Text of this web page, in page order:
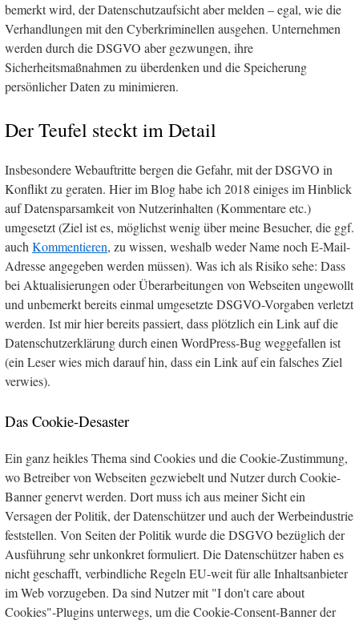
bemerkt wird, der Datenschutzaufsicht aber melden – egal, wie die
Verhandlungen mit den Cyberkriminellen ausgehen. Unternehmen
werden durch die DSGVO aber gezwungen, ihre
Sicherheitsmaßnahmen zu überdenken und die Speicherung
persönlicher Daten zu minimieren.
Der Teufel steckt im Detail
Insbesondere Webauftritte bergen die Gefahr, mit der DSGVO in
Konflikt zu geraten. Hier im Blog habe ich 2018 einiges im Hinblick
auf Datensparsamkeit von Nutzerinhalten (Kommentare etc.)
umgesetzt (Ziel ist es, möglichst wenig über meine Besucher, die ggf.
auchKommentieren, zu wissen, weshalb weder Name noch E-Mail-
Adresse angegeben werden müssen). Was ich als Risiko sehe: Dass
bei Aktualisierungen oder Überarbeitungen von Webseiten ungewollt
und unbemerkt bereits einmal umgesetzte DSGVO-Vorgaben verletzt
werden. Ist mir hier bereits passiert, dass plötzlich ein Link auf die
Datenschutzerklärung durch einen WordPress-Bug weggefallen ist
(ein Leser wies mich darauf hin, dass ein Link auf ein falsches Ziel
verwies).
Das Cookie-Desaster
Ein ganz heikles Thema sind Cookies und die Cookie-Zustimmung,
wo Betreiber von Webseiten gezwiebelt und Nutzer durch Cookie-
Banner genervt werden. Dort muss ich aus meiner Sicht ein
Versagen der Politik, der Datenschützer und auch der Werbeindustrie
feststellen. Von Seiten der Politik wurde die DSGVO bezüglich der
Ausführung sehr unkonkret formuliert. Die Datenschützer haben es
nicht geschafft, verbindliche Regeln EU-weit für alle Inhaltsanbieter
im Web vorzugeben. Da sind Nutzer mit "I don't care about
Cookies"-Plugins unterwegs, um die Cookie-Consent-Banner der